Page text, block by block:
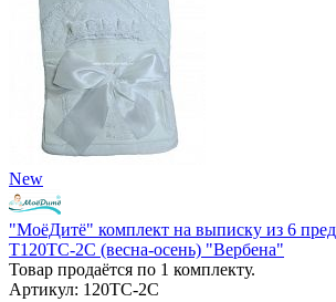
New
"МоёДитё" комплект на выписку из 6
Т120ТС-2С (весна-осень) "Вербена"
Товар продаётся по 1 комплекту.
Артикул: 120ТС-2С